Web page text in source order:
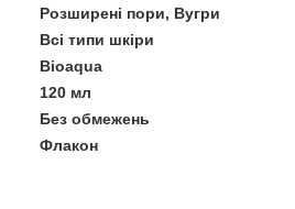
Розширені пори, Вугри
Всі типи шкіри
Bioaqua
120 мл
Без обмежень
Флакон